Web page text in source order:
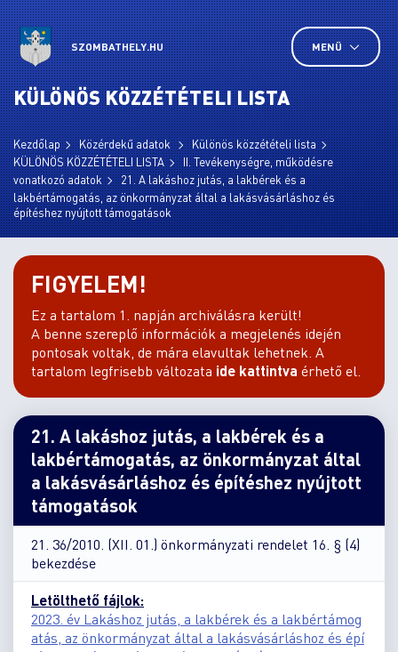
SZOMBATHELY.HU MENÜ
KÜLÖNÖS KÖZZÉTÉTELI LISTA
Kezdőlap Közérdekű adatok
Különös közzétételi lista
KÜLÖNÖS KÖZZÉTÉTELI LISTA
II. Tevékenységre, működésre
vonatkozó adatok
21. A lakáshoz jutás, a lakbérek és a
lakbértámogatás, az önkormányzat által a lakásvásárláshoz és
építéshez nyújtott támogatások
FIGYELEM!
Ez a tartalom 1. napján archiválásra került!
A benne szereplő információk a megjelenés idején
pontosak voltak, de mára elavultak lehetnek. A
tartalom legfrisebb változata ide kattintva érhető el.
21. A lakáshoz jutás, a lakbérek és a
lakbértámogatás, az önkormányzat által
a lakásvásárláshoz és építéshez nyújtott
támogatások
21. 36/2010. (XII. 01.) önkormányzati rendelet 16. § (4)
bekezdése
Letölthető fájlok:
2023. év Lakáshoz jutás, a lakbérek és a lakbértámog
atás, az önkormányzat által a lakásvásárláshoz és épí